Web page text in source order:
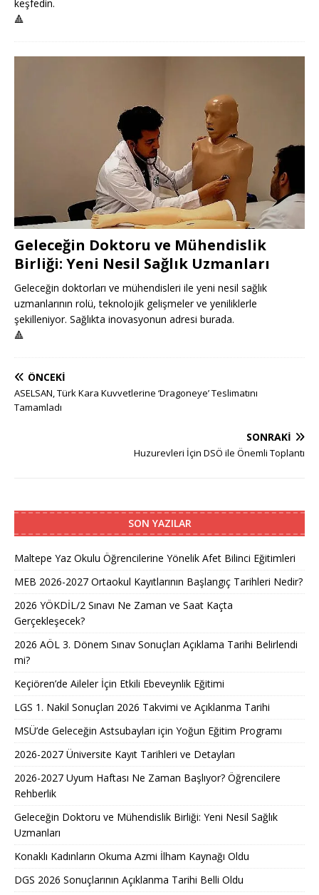
keşfedin.
🔺
Geleceğin Doktoru ve Mühendislik
Birliği: Yeni Nesil Sağlık Uzmanları
Geleceğin doktorları ve mühendisleri ile yeni nesil sağlık
uzmanlarının rolü, teknolojik gelişmeler ve yeniliklerle
şekilleniyor. Sağlıkta inovasyonun adresi burada.
🔺
ÖNCEKI
ASELSAN, Türk Kara Kuvvetlerine ‘Dragoneye’ Teslimatını
Tamamladı
SONRAKI
Huzurevleri İçin DSÖ ile Önemli Toplantı
SON YAZILAR
Maltepe Yaz Okulu Öğrencilerine Yönelik Afet Bilinci Eğitimleri
MEB 2026-2027 Ortaokul Kayıtlarının Başlangıç Tarihleri Nedir?
2026 YÖKDİL/2 Sınavı Ne Zaman ve Saat Kaçta
Gerçekleşecek?
2026 AÖL 3. Dönem Sınav Sonuçları Açıklama Tarihi Belirlendi
mi?
Keçiören’de Aileler İçin Etkili Ebeveynlik Eğitimi
LGS 1. Nakil Sonuçları 2026 Takvimi ve Açıklanma Tarihi
MSÜ’de Geleceğin Astsubayları için Yoğun Eğitim Programı
2026-2027 Üniversite Kayıt Tarihleri ve Detayları
2026-2027 Uyum Haftası Ne Zaman Başlıyor? Öğrencilere
Rehberlik
Geleceğin Doktoru ve Mühendislik Birliği: Yeni Nesil Sağlık
Uzmanları
Konaklı Kadınların Okuma Azmi İlham Kaynağı Oldu
DGS 2026 Sonuçlarının Açıklanma Tarihi Belli Oldu